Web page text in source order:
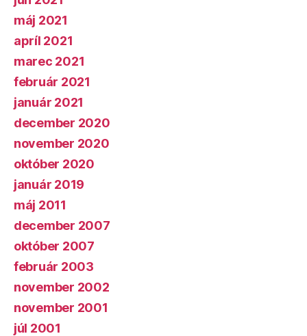
máj 2021
apríl 2021
marec 2021
február 2021
január 2021
december 2020
november 2020
október 2020
január 2019
máj 2011
december 2007
október 2007
február 2003
november 2002
november 2001
júl 2001